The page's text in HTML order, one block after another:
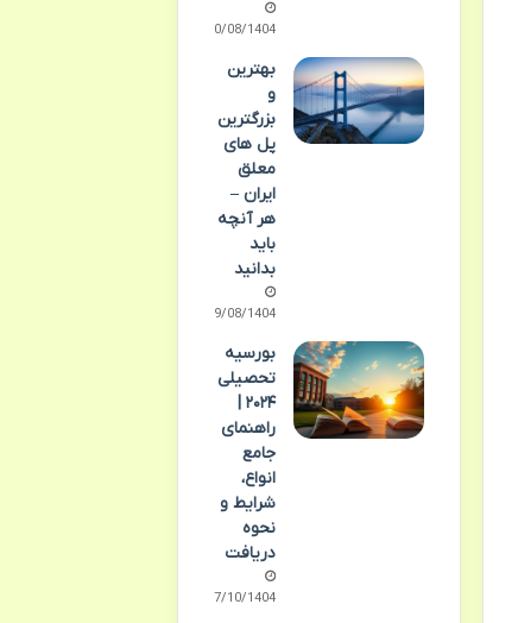
10/08/1404
بهترین
و
بزرگترین
پل های
معلق
ایران –
هر آنچه
باید
بدانید
09/08/1404
بورسیه
تحصیلی
۲۰۲۴ |
راهنمای
جامع
انواع،
شرایط و
نحوه
دریافت
07/10/1404